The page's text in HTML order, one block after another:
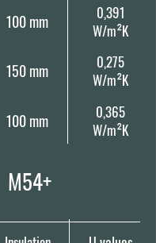
100 mm
0,391
W/m²K
0,275
W/m²K
150 mm
100 mm
0,365
W/m²K
M54+